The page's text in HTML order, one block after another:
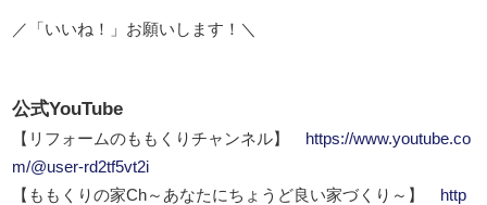
／「いいね！」お願いします！＼
公式YouTube
【リフォームのももくりチャンネル】
https://www.youtube.co
m/@user-rd2tf5vt2i
【ももくりの家Ch～あなたにちょうど良い家づくり～】
http